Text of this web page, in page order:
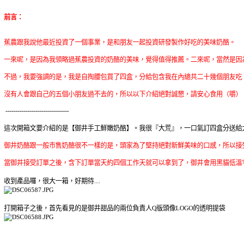
前言：
蕉農跟我說他最近投資了一個事業，是和朋友一起投資研發製作好吃的美味奶酪。
一來呢，是因為我領略過蕉農投資的奶酪的美味，覺得值得推薦。二來呢，當然是
不過，我要強調的是，我是自掏腰包買了四盒，分給包含我在內總共二十幾個朋友
沒有人會跟自己的五個小朋友過不去的，所以以下介紹絕對誠懇，請安心食用（嚼）
--------------------------------
這次開箱文要介紹的是【御井手工鮮嫩奶酪】。我很『大荒』，一口氣訂四盒分送給
御井奶酪跟一般市售奶酪很不一樣的是，頭家為了堅持絕對新鮮美味的口感，所以
當御井接受訂單之後，含下訂單當天約四個工作天就可以拿到了，御井會用黑貓低
收到產品囉，很大一箱，好期待....
打開箱子之後，首先看見的是御井甜品的兩位負責人Q版頭像LOGO的透明提袋